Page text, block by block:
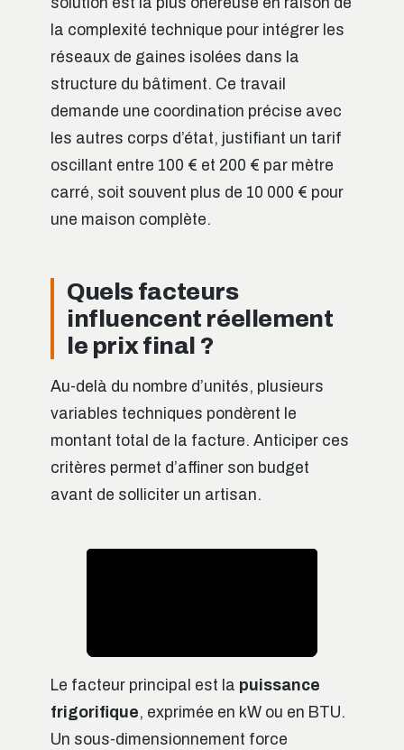
la complexité technique pour intégrer les
réseaux de gaines isolées dans la
structure du bâtiment. Ce travail
demande une coordination précise avec
les autres corps d’état, justifiant un tarif
oscillant entre 100 € et 200 € par mètre
carré, soit souvent plus de 10 000 € pour
une maison complète.
Quels facteurs
influencent réellement
le prix final ?
Au-delà du nombre d’unités, plusieurs
variables techniques pondèrent le
montant total de la facture. Anticiper ces
critères permet d’affiner son budget
avant de solliciter un artisan.
Le facteur principal est la puissance
frigorifique, exprimée en kW ou en BTU.
Un sous-dimensionnement force